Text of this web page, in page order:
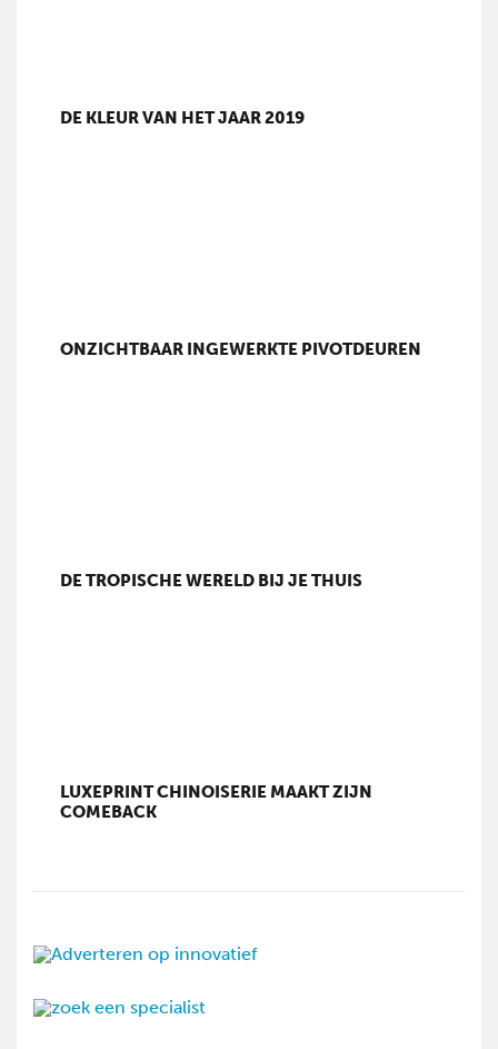
DE KLEUR VAN HET JAAR 2019
ONZICHTBAAR INGEWERKTE PIVOTDEUREN
DE TROPISCHE WERELD BIJ JE THUIS
LUXEPRINT CHINOISERIE MAAKT ZIJN
COMEBACK